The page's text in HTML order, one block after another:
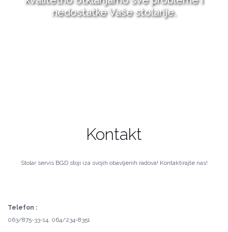
nedostatke Vaše stolarije.
Kontakt
Stolar servis BGD stoji iza svojih obavljenih radova! Kontaktirajte nas!
Telefon :
063/875-33-14, 064/234-8351